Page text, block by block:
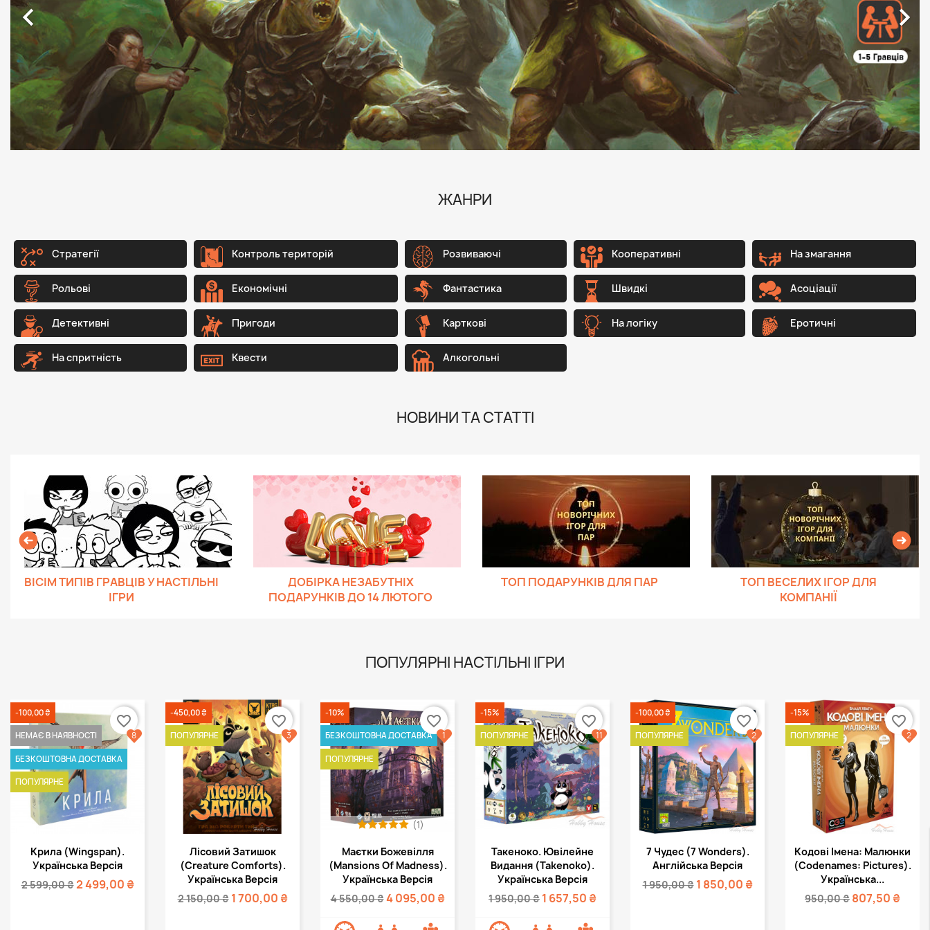
 
ЖАНРИ
Стратегії Контроль територій Розвиваючі Кооперативні На змагання
Рольові Економічні Фантастика Швидкі Асоціації
Детективні Пригоди Карткові На логіку Еротичні
На спритність Квести Алкогольні
НОВИНИ ТА СТАТТІ
ВІСІМ ТИПІВ ГРАВЦІВ У НАСТІЛЬНІ
ІГРИ
ДОБІРКА НЕЗАБУТНІХ
ПОДАРУНКІВ ДО 14 ЛЮТОГО
ТОП ПОДАРУНКІВ ДЛЯ ПАР
ТОП ВЕСЕЛИХ ІГОР ДЛЯ
КОМПАНІЇ
ПОПУЛЯРНІ НАСТІЛЬНІ ІГРИ
Швидкий перегляд
Крила (Wingspan).
Українська Версія
2 599,00 ₴2 499,00 ₴
-100,00 ₴
НЕМАЄ В НАЯВНОСТІ
БЕЗКОШТОВНА ДОСТАВКА
ПОПУЛЯРНЕ
favorite_border
8
Швидкий перегляд
Лісовий Затишок
(Creature Comforts).
Українська Версія
2 150,00 ₴ 1 700,00 ₴
-450,00 ₴
ПОПУЛЯРНЕ
favorite_border
3
Швидкий перегляд
Маєтки Божевілля
(Mansions Of Madness).
Українська Версія
4 550,00 ₴4 095,00 ₴
(1)
-10%
БЕЗКОШТОВНА ДОСТАВКА
ПОПУЛЯРНЕ
favorite_border
1
Швидкий перегляд
Такеноко. Ювілейне
Видання (Takenoko).
Українська Версія
1 950,00 ₴ 1 657,50 ₴
-15%
ПОПУЛЯРНЕ
favorite_border
11
 Швидкий перегляд
7 Чудес (7 Wonders).
Англійська Версія
1 950,00 ₴ 1 850,00 ₴
-100,00 ₴
ПОПУЛЯРНЕ
favorite_border
2
Швидкий перегляд
Кодові Імена: Малюнки
(Codenames: Pictures).
Українська...
950,00 ₴ 807,50 ₴
-15%
ПОПУЛЯРНЕ
favorite_border
2